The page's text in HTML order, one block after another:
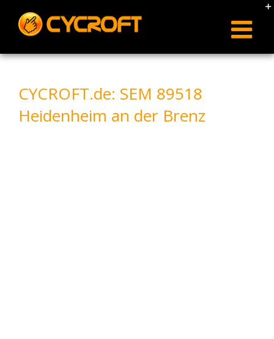
content
CYCROFT.de: SEM 89518
Heidenheim an der Brenz